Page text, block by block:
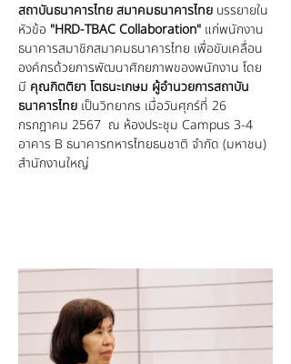
สถาบันธนาคารไทย สมาคมธนาคารไทย บรรยายใน
หัวข้อ "HRD-TBAC Collaboration" แก่พนักงาน
ธนาคารสมาชิกสมาคมธนาคารไทย เพื่อขับเคลื่อน
องค์กรด้วยการพัฒนาศักยภาพของพนักงาน โดย
มี คุณกิตติยา โตธนะเกษม ผู้อำนวยการสถาบัน
ธนาคารไทย เป็นวิทยากร เมื่อวันศุกร์ที่ 26
กรกฎาคม 2567  ณ ห้องประชุม Campus 3-4
อาคาร B ธนาคารทหารไทยธนชาติ จำกัด (มหาชน)
สำนักงานใหญ่